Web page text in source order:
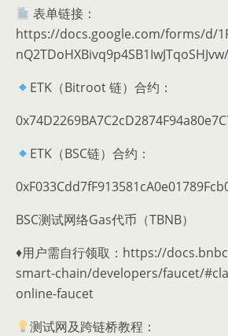
表单链接：
https://docs.google.com/forms/d/
ETK（Bitroot 链）合约：
ETK（BSC链）合约：
BSC测试网络Gas代币（TBNB）
♦️用户需自行领取：https://
smart-chain/developers/faucet/
online-faucet
测试网及跨链桥教程：